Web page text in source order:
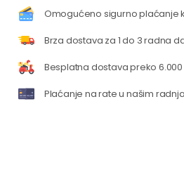
Omogućeno sigurno plaćanje
Brza dostava za 1 do 3 radna
Besplatna dostava preko 6.000
Plaćanje na rate u našim